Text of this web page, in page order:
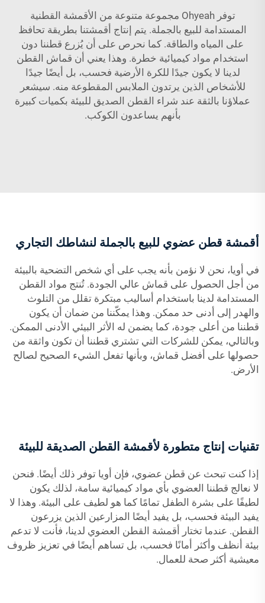
توفر Ohyeah مجموعة متنوعة من الأقمشة القطنية
المستدامة للبيع بالجملة. يتم إنتاج أقمشتنا بطريقة تحافظ
على المياه والطاقة. كما نحرص على أن يُزرع قطننا دون
استخدام مواد كيميائية خطرة. وهذا يعني أن قماش القطن
لدينا لا يكون جيدًا للكرة الأرضية فحسب، بل أيضًا جيدًا
للأشخاص الذين يرتدون الملابس المقطوعة منه. سيشعر
عملاؤنا بالثقة عند شراء القطن الصديق للبيئة بكميات كبيرة
بأنهم يساعدون الكوكب.
أقمشة قطن عضوي للبيع بالجملة لنشاطك التجاري
في أويا، نحن لا نؤمن بأنه يجب على أي شخص التضحية بالبيئة
من أجل الحصول على قماش عالي الجودة. تُنتج مواد القطن
المستدامة لدينا باستخدام أساليب مبتكرة تقلل من التلوث
والهدر إلى أدنى حد ممكن. وهذا يمكّننا من ضمان أن يكون
قطننا من أعلى جودة، كما يضمن له الأثر البيئي الأدنى الممكن.
وبالتالي، يمكن للشركات التي تشتري قطننا أن تكون واثقة من
حصولها على أفضل قماش، وبأنها تفعل الشيء الصحيح لصالح
الأرض.
تقنيات إنتاج متطورة لأقمشة القطن الصديقة للبيئة
إذا كنت تبحث عن قطن عضوي، فإن أويا توفر ذلك أيضًا. فنحن
لا نعالج قطننا العضوي بأي مواد كيميائية سامة، لذلك يكون
لطيفًا على بشرة الطفل تمامًا كما هو لطيف على البيئة. وهذا لا
يفيد البيئة فحسب، بل يفيد أيضًا المزارعين الذين يزرعون
القطن. عندما تختار أقمشة القطن العضوي لدينا، فأنت لا تدعم
بيئة أنظف وأكثر أمانًا فحسب، بل تساهم أيضًا في تعزيز ظروف
معيشية أكثر صحة للعمال.